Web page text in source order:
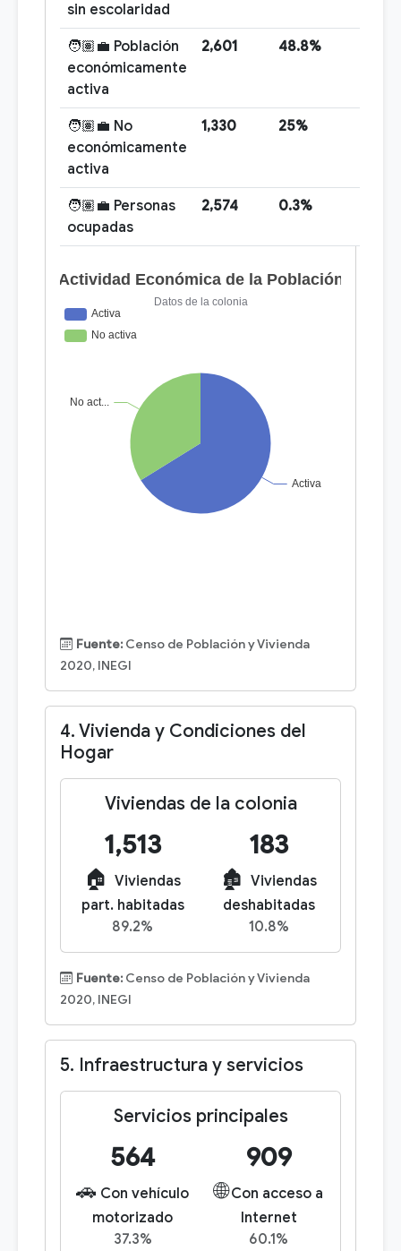
sin escolaridad
🧑🏽‍💼 Población
económicamente
activa
2,601 48.8%
🧑🏽‍💼 No
económicamente
activa
1,330 25%
🧑🏽‍💼 Personas
ocupadas
2,574 0.3%
Fuente: Censo de Población y Vivienda
2020, INEGI
4. Vivienda y Condiciones del
Hogar
Viviendas de la colonia
1,513
🏠 Viviendas
part. habitadas
89.2%
183
🏚️ Viviendas
deshabitadas
10.8%
Fuente: Censo de Población y Vivienda
2020, INEGI
5. Infraestructura y servicios
Servicios principales
564
🚗 Con vehículo
motorizado
37.3%
909
🌐 Con acceso a
Internet
60.1%